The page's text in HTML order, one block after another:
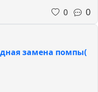
0 0
замена помпы(